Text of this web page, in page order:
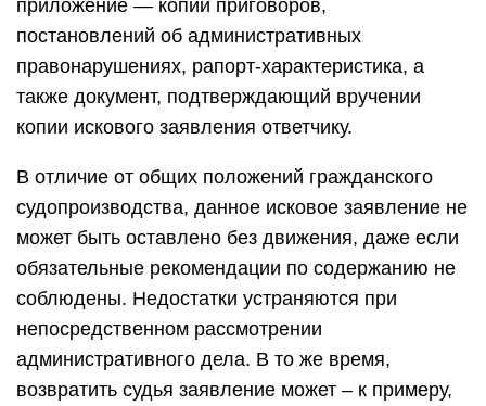
приложение — копии приговоров,
постановлений об административных
правонарушениях, рапорт-характеристика, а
также документ, подтверждающий вручении
копии искового заявления ответчику.
В отличие от общих положений гражданского
судопроизводства, данное исковое заявление не
может быть оставлено без движения, даже если
обязательные рекомендации по содержанию не
соблюдены. Недостатки устраняются при
непосредственном рассмотрении
административного дела. В то же время,
возвратить судья заявление может – к примеру,